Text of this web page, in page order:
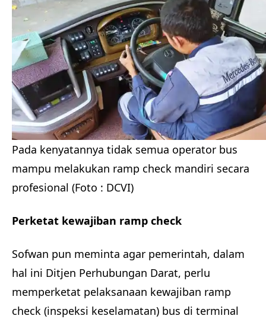
Pada kenyatannya tidak semua operator bus
mampu melakukan ramp check mandiri secara
profesional (Foto : DCVI)
Perketat kewajiban ramp check
Sofwan pun meminta agar pemerintah, dalam
hal ini Ditjen Perhubungan Darat, perlu
memperketat pelaksanaan kewajiban ramp
check (inspeksi keselamatan) bus di terminal